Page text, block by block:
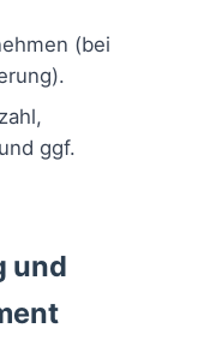
(bei
ggf.
und